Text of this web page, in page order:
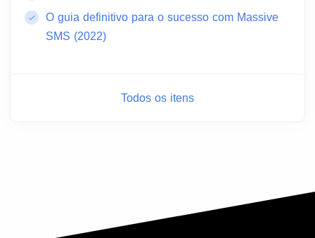
O guia definitivo para o sucesso com Massive
SMS (2022)
Todos os itens